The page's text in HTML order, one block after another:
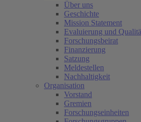
Über uns
Geschichte
Mission Statement
Evaluierung und
Forschungsbeirat
Finanzierung
Satzung
Meldestellen
Nachhaltigkeit
Organisation
Vorstand
Gremien
Forschungseinheiten